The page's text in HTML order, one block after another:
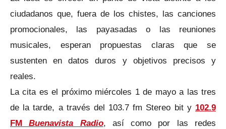
ciudadanos que, fuera de los chistes, las canciones
promocionales, las payasadas o las reuniones
musicales, esperan propuestas claras que se
sustenten en datos duros y objetivos precisos y
reales.
La cita es el próximo miércoles 1 de mayo a las tres
de la tarde, a través del 103.7 fm Stereo bit y 102.9
FMBuenavista Radio, así como por las redes